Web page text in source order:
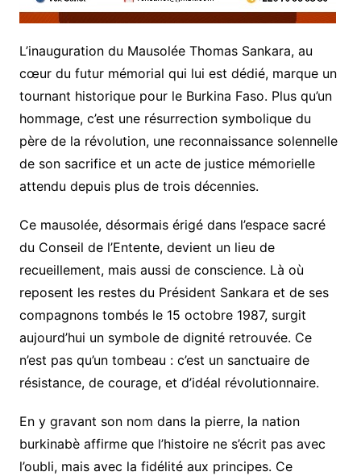
L’inauguration du Mausolée Thomas Sankara, au
cœur du futur mémorial qui lui est dédié, marque un
tournant historique pour le Burkina Faso. Plus qu’un
hommage, c’est une résurrection symbolique du
père de la révolution, une reconnaissance solennelle
de son sacrifice et un acte de justice mémorielle
attendu depuis plus de trois décennies.
Ce mausolée, désormais érigé dans l’espace sacré
du Conseil de l’Entente, devient un lieu de
recueillement, mais aussi de conscience. Là où
reposent les restes du Président Sankara et de ses
compagnons tombés le 15 octobre 1987, surgit
aujourd’hui un symbole de dignité retrouvée. Ce
n’est pas qu’un tombeau : c’est un sanctuaire de
résistance, de courage, et d’idéal révolutionnaire.
En y gravant son nom dans la pierre, la nation
burkinabè affirme que l’histoire ne s’écrit pas avec
l’oubli, mais avec la fidélité aux principes. Ce